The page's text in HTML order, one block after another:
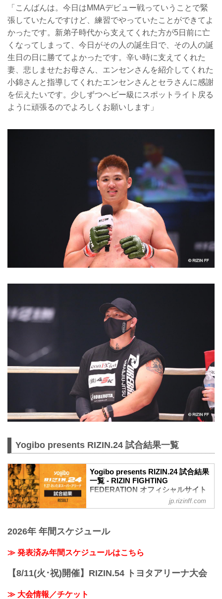
「こんばんは。今日はMMAデビュー戦っていうことで緊
張していたんですけど、練習でやっていたことができてよ
かったです。新弟子時代から支えてくれた方が5日前に亡
くなってしまって、今日がその人の誕生日で、その人の誕
生日の日に勝ててよかったです。辛い時に支えてくれた
妻、悲しませたお母さん、エンセンさんを紹介してくれた
小錦さんと指導してくれたエンセンさんとセラさんに感謝
を伝えたいです。少しずつヘビー級にスポットライト戻る
ように頑張るのでよろしくお願いします」
Yogibo presents RIZIN.24 試合結果一覧
Yogibo presents RIZIN.24 試合結果
一覧 - RIZIN FIGHTING
FEDERATION オフィシャルサイト
第11試合／スペシャルワンマッチ 那須川
3R（58.5kg）
3R 判定 （3-0）
第10試合／スペシャルワンマッチ 朝倉海
vs. 昇侍
jp.rizinff.com
2026年 年間スケジュール
≫ 発表済み年間スケジュールはこちら
【8/11(火･祝)開催】RIZIN.54 トヨタアリーナ大会
≫ 大会情報／チケット